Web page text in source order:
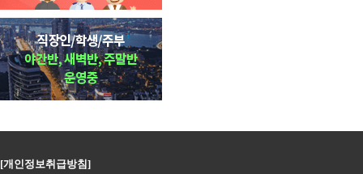
[개인정보취급방침]